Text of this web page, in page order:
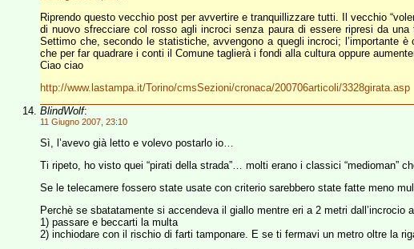
Riprendo questo vecchio post per avvertire e tranquillizzare tutti. Il vecchio
di nuovo sfrecciare col rosso agli incroci senza paura di essere ripresi da
Settimo che, secondo le statistiche, avvengono a quegli incroci; l’importante
che per far quadrare i conti il Comune taglierà i fondi alla cultura oppure
Ciao ciao
http://www.lastampa.it/Torino/cmsSezioni/cronaca/200706articoli/3328girata.asp
BlindWolf:
11 Giugno 2007, 23:10
Sì, l’avevo già letto e volevo postarlo io…
Ti ripeto, ho visto quei “pirati della strada”… molti erano i classici “medioman”
Se le telecamere fossero state usate con criterio sarebbero state fatte meno
Perchè se sbatatamente si accendeva il giallo mentre eri a 2 metri dall’incrocio
1) passare e beccarti la multa
2) inchiodare con il rischio di farti tamponare. E se ti fermavi un metro oltre la